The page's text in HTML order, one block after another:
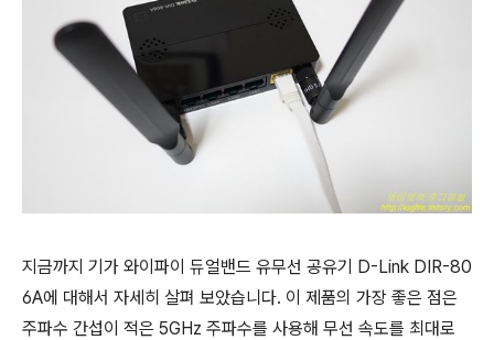
지금까지 기가 와이파이 듀얼밴드 유무선 공유기 D-Link DIR-80
6A에 대해서 자세히 살펴 보았습니다. 이 제품의 가장 좋은 점은
주파수 간섭이 적은 5GHz 주파수를 사용해 무선 속도를 최대로